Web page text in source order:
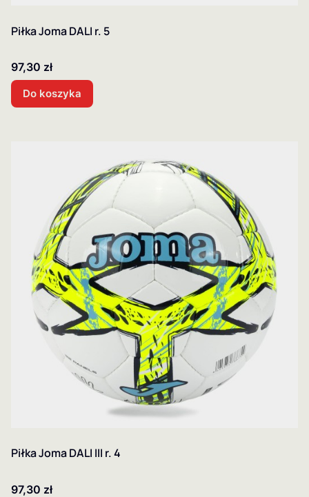
Piłka Joma DALI r. 5
Cena
97,30 zł
Do koszyka
Piłka Joma DALI III r. 4
Cena
97,30 zł